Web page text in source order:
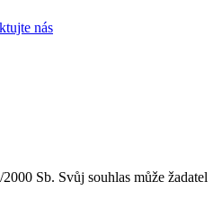
nás
Sb. Svůj souhlas může žadatel